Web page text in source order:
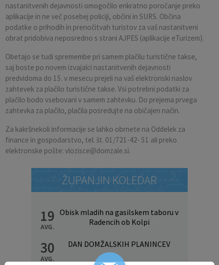
nastanitvenih dejavnosti omogočilo enkratno poročanje preko
aplikacije in ne več posebej policiji, občini in SURS. Občina
podatke o prihodih in prenočitvah turistov za vaš nastanitveni
obrat pridobiva neposredno s strani AJPES (aplikacije eTurizem).
Obetajo se tudi spremembe pri samem plačilu turistične takse,
saj boste po novem izvajalci nastanitvenih dejavnosti
predvidoma do 15. v mesecu prejeli na vaš elektronski naslov
zahtevek za plačilo turistične takse. Vsi potrebni podatki za
plačilo bodo vsebovani v samem zahtevku. Do prejema prvega
zahtevka za plačilo, plačila posredujte na običajen način.
Za kakršnekoli informacije se lahko obrnete na Oddelek za
finance in gospodarstvo, tel. št. 01/721-42- 51 ali preko
elektronske pošte: vlozisce@domzale.si.
ŽUPANJIN KOLEDAR
19
AVG.
Obisk mladih na gasilskem taboru v
Radencih ob Kolpi
30
AVG.
DAN DOMŽALSKIH PLANINCEV